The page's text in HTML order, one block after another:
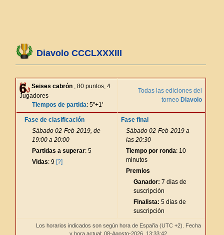
Diavolo CCCLXXXIII
Seises cabrón , 80 puntos, 4
Jugadores
Tiempos de partida: 5"+1'
Todas las ediciones del
torneo Diavolo
Fase de clasificación
Sábado 02-Feb-2019, de
19:00 a 20:00
Partidas a superar: 5
Vidas: 9 [?]
Fase final
Sábado 02-Feb-2019 a
las 20:30
Tiempo por ronda: 10
minutos
Premios
Ganador: 7 días de
suscripción
Finalista: 5 días de
suscripción
Los horarios indicados son según hora de España (UTC +2). Fecha
y hora actual: 08-Agosto-2026, 13:33:42